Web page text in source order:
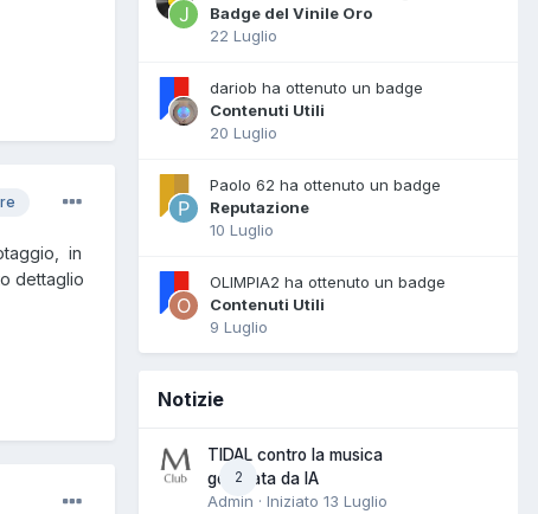
in
dettaglio
Badge del Vinile Oro
22 Luglio
dariob ha ottenuto un badge
Contenuti Utili
20 Luglio
Paolo 62 ha ottenuto un badge
Reputazione
10 Luglio
OLIMPIA2 ha ottenuto un badge
Contenuti Utili
9 Luglio
Notizie
2
TIDAL contro la musica
generata da IA
Admin · Iniziato 13 Luglio